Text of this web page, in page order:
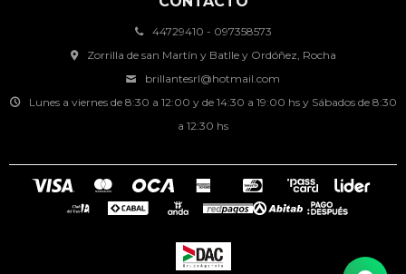
44729410 - 097358573
Zorrilla de san Martín y Batlle y Ordóñez, Rocha
brillantesrl@hotmail.com
Lunes a viernes de 8:30 a 12:00 y de 14:30 a 19:00 hs y Sábados de 8:30
a 12:30 hs